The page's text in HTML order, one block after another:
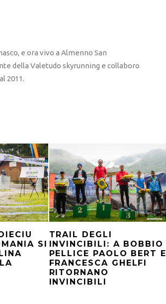
e ora vivo a Almenno San
della Valetudo skyrunning e collaboro
2011.
SI
TRAIL DEGLI
INVINCIBILI: A BOBBIO
PELLICE PAOLO BERT E
FRANCESCA GHELFI
RITORNANO
INVINCIBILI